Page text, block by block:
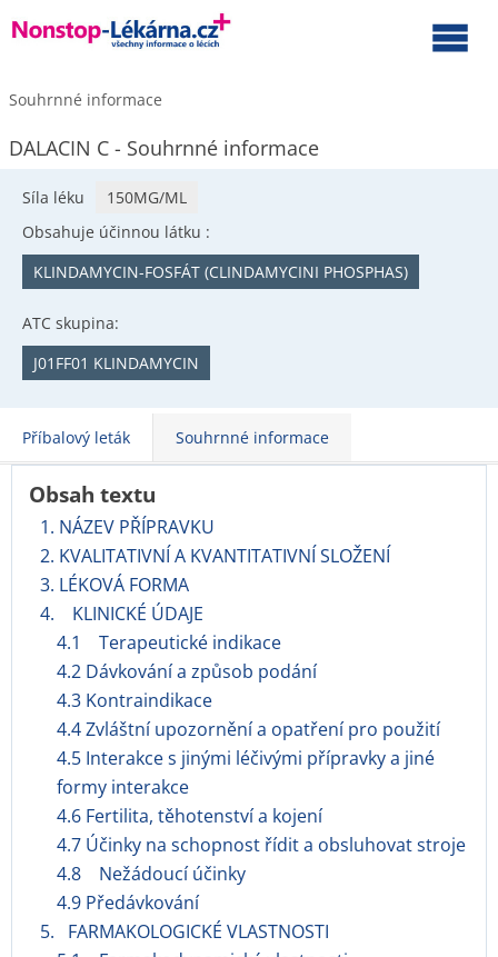
Souhrnné informace
DALACIN C - Souhrnné informace
Síla léku
150MG/ML
Obsahuje účinnou látku :
KLINDAMYCIN-FOSFÁT (CLINDAMYCINI PHOSPHAS)
ATC skupina:
J01FF01 KLINDAMYCIN
Příbalový leták Souhrnné informace
Obsah textu
1. NÁZEV PŘÍPRAVKU
2. KVALITATIVNÍ A KVANTITATIVNÍ SLOŽENÍ
3. LÉKOVÁ FORMA
4. KLINICKÉ ÚDAJE
4.1 Terapeutické indikace
4.2 Dávkování a způsob podání
4.3 Kontraindikace
4.4 Zvláštní upozornění a opatření pro použití
4.5 Interakce s jinými léčivými přípravky a jiné
formy interakce
4.6 Fertilita, těhotenství a kojení
4.7 Účinky na schopnost řídit a obsluhovat stroje
4.8 Nežádoucí účinky
4.9 Předávkování
5. FARMAKOLOGICKÉ VLASTNOSTI